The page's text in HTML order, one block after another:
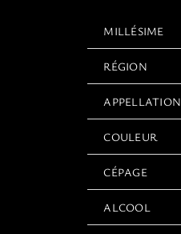
MILLÉSIME
RÉGION
APPELLATION
COULEUR
CÉPAGE
ALCOOL